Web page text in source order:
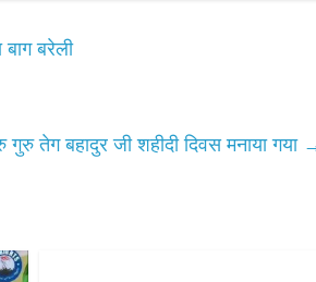
बरेली
गुरु तेग बहादुर जी शहीदी दिवस मनाया गया